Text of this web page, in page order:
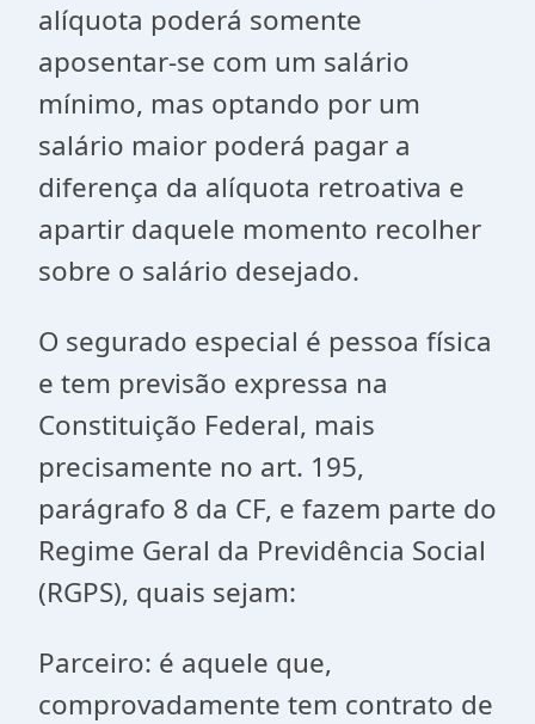
alíquota poderá somente
aposentar-se com um salário
mínimo, mas optando por um
salário maior poderá pagar a
diferença da alíquota retroativa e
apartir daquele momento recolher
sobre o salário desejado.
O segurado especial é pessoa física
e tem previsão expressa na
Constituição Federal, mais
precisamente no art. 195,
parágrafo 8 da CF, e fazem parte do
Regime Geral da Previdência Social
(RGPS), quais sejam:
Parceiro: é aquele que,
comprovadamente tem contrato de